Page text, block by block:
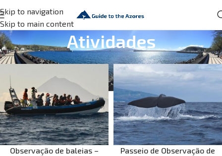
Skip to navigation
Skip to main content
Atividades
Observação de baleias –
Passeio de Observação de